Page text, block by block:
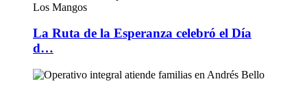
La Ruta de la Esperanza celebró el Día
d…